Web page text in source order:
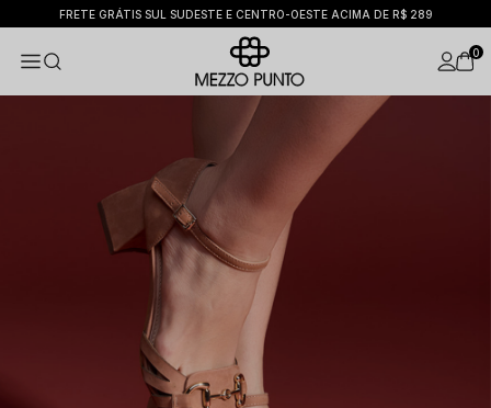
FRETE GRÁTIS SUL SUDESTE E CENTRO-OESTE ACIMA DE R$ 289
0
Sandálias